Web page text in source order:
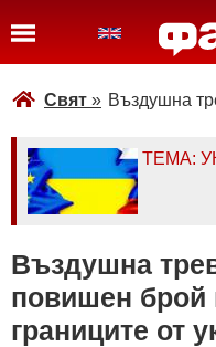
Свят » Въздушна
ТЕМА:
Въздушна
повишен брой
границите от